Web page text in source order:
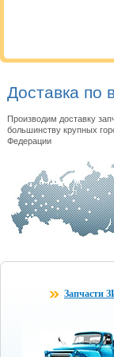
Доставка по
Производим доставку
большинству крупных
Федерации
Запчасти